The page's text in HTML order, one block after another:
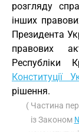
розгляду
інших
Президента
правових
Республіки
Конституції
рішення.
( Частина
із Законом